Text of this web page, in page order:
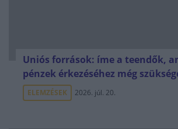
Uniós források: íme a teendők,
pénzek érkezéséhez még
ELEMZÉSEK 2026. júl. 20.